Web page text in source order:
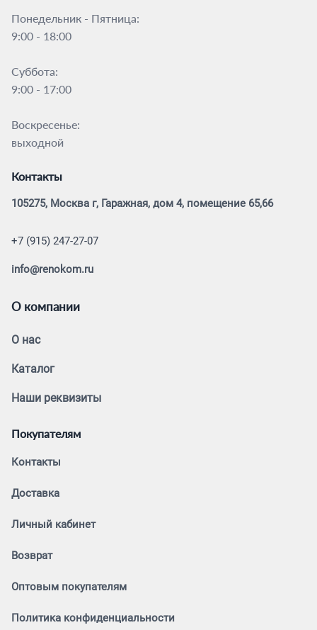
Понедельник - Пятница:
9:00 - 18:00
Суббота:
9:00 - 17:00
Воскресенье:
выходной
Контакты
105275, Москва г, Гаражная, дом 4, помещение 65,66
+7 (915) 247-27-07
info@renokom.ru
О компании
О нас
Каталог
Наши реквизиты
Покупателям
Контакты
Доставка
Личный кабинет
Возврат
Оптовым покупателям
Политика конфиденциальности